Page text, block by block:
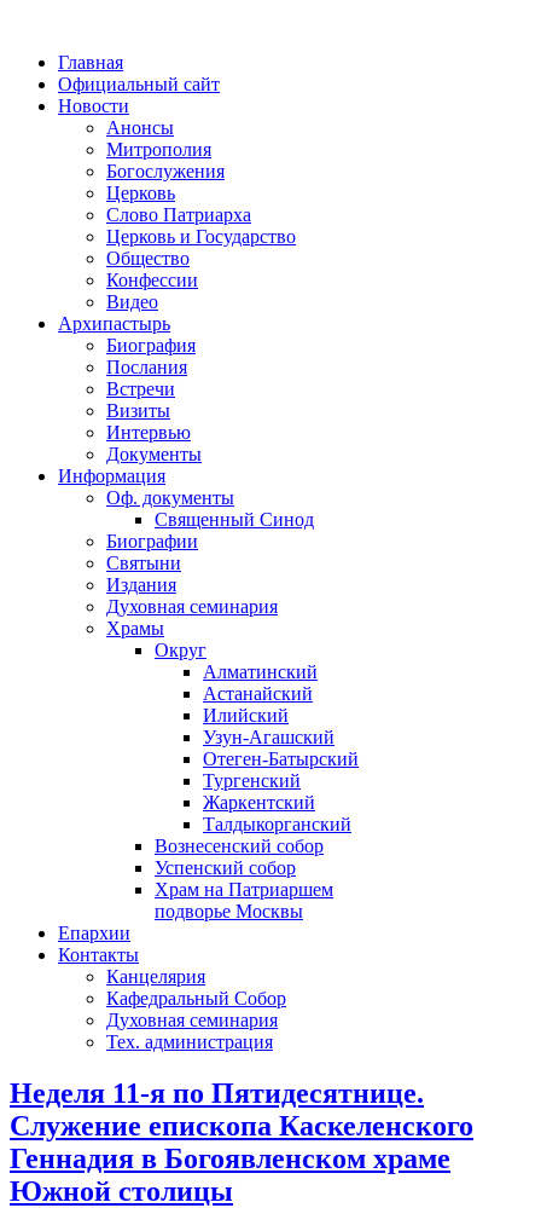
Главная
Официальный сайт
Новости
Анонсы
Митрополия
Богослужения
Церковь
Слово Патриарха
Церковь и Государство
Общество
Конфессии
Видео
Архипастырь
Биография
Послания
Встречи
Визиты
Интервью
Документы
Информация
Оф. документы
Священный Синод
Биографии
Святыни
Издания
Духовная семинария
Храмы
Округ
Алматинский
Астанайский
Илийский
Узун-Агашский
Отеген-Батырский
Тургенский
Жаркентский
Талдыкорганский
Вознесенский собор
Успенский собор
Храм на Патриаршем
подворье Москвы
Епархии
Контакты
Канцелярия
Кафедральный Собор
Духовная семинария
Тех. администрация
Неделя 11-я по Пятидесятнице.
Служение епископа Каскеленского
Геннадия в Богоявленском храме
Южной столицы